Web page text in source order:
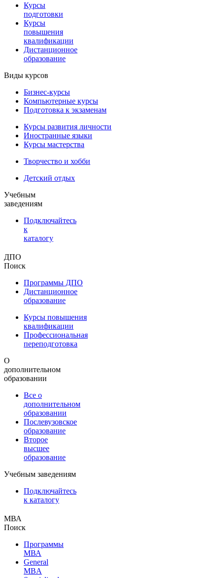
Курсы
подготовки
Курсы
повышения
квалификации
Дистанционное
образование
Виды курсов
Бизнес-курсы
Компьютерные курсы
Подготовка к экзаменам
Курсы развития личности
Иностранные языки
Курсы мастерства
Творчество и хобби
Детский отдых
Учебным
заведениям
Подключайтесь
к
каталогу
ДПО
Поиск
Программы ДПО
Дистанционное
образование
Курсы повышения
квалификации
Профессиональная
переподготовка
О
дополнительном
образовании
Все о
дополнительном
образовании
Послевузовское
образование
Второе
высшее
образование
Учебным заведениям
Подключайтесь
к каталогу
МВА
Поиск
Программы
МВА
General
MBA